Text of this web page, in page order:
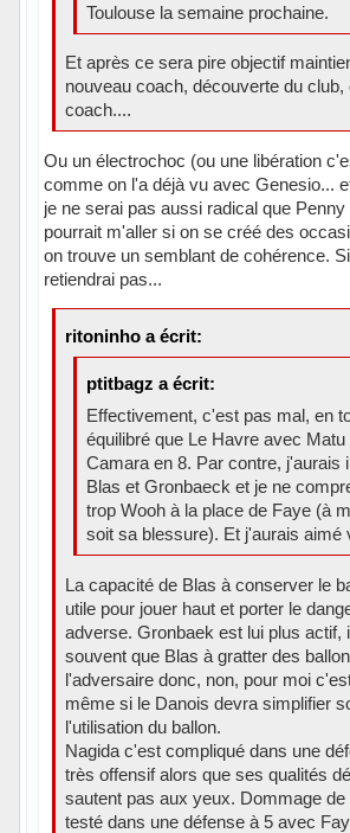
Toulouse la semaine prochaine.
Et après ce sera pire objectif
nouveau coach, découverte du club,
coach....
Ou un électrochoc (ou une libération
comme on l'a déjà vu avec Genesio...
je ne serai pas aussi radical que Penny
pourrait m'aller si on se créé des
on trouve un semblant de cohérence.
retiendrai pas...
ritoninho a écrit:
ptitbagz a écrit:
Effectivement, c'est pas mal, en
équilibré que Le Havre avec Matu
Camara en 8. Par contre, j'aurais
Blas et Gronbaeck et je ne
trop Wooh à la place de Faye (à
soit sa blessure). Et j'aurais aimé
La capacité de Blas à conserver le
utile pour jouer haut et porter le
adverse. Gronbaek est lui plus actif,
souvent que Blas à gratter des
l'adversaire donc, non, pour moi
même si le Danois devra simplifier
l'utilisation du ballon.
Nagida c'est compliqué dans une
très offensif alors que ses qualités
sautent pas aux yeux. Dommage de
testé dans une défense à 5 avec